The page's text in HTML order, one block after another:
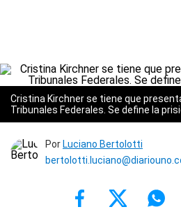
Cristina Kirchner se tiene que
Tribunales Federales. Se define la
Por Luciano Bertolotti